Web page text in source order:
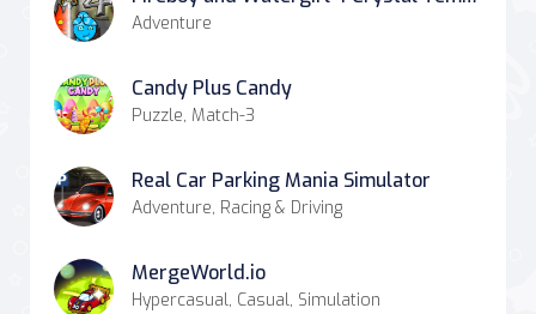
Adventure
Candy Plus Candy
Puzzle, Match-3
Real Car Parking Mania Simulator
Adventure, Racing & Driving
MergeWorld.io
Hypercasual, Casual, Simulation